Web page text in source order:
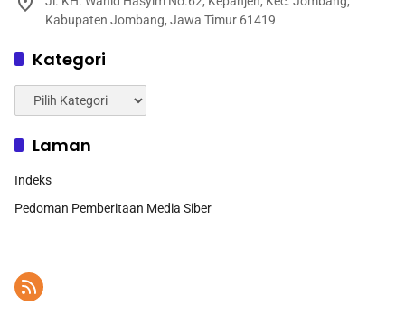
Kabupaten Jombang, Jawa Timur 61419
Kategori
Kategori
Laman
Indeks
Pedoman Pemberitaan Media Siber